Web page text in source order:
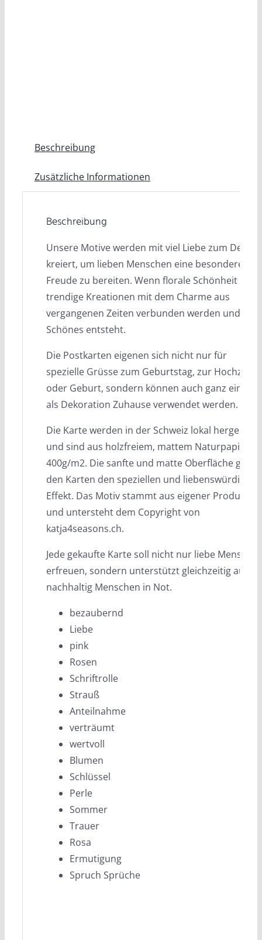
Beschreibung
Zusätzliche Informationen
Beschreibung
Unsere Motive werden mit viel Liebe zum Detail
kreiert, um lieben Menschen eine besondere
Freude zu bereiten. Wenn florale Schönheit oder
trendige Kreationen mit dem Charme aus
vergangenen Zeiten verbunden werden und
Schönes entsteht.
Die Postkarten eigenen sich nicht nur für
spezielle Grüsse zum Geburtstag, zur Hochzeit
oder Geburt, sondern können auch ganz einfach
als Dekoration Zuhause verwendet werden.
Die Karte werden in der Schweiz lokal hergestellt
und sind aus holzfreiem, mattem Naturpapier
400g/m2. Die sanfte und matte Oberfläche gibt
den Karten den speziellen und liebenswürdigen
Effekt. Das Motiv stammt aus eigener Produktion
und untersteht dem Copyright von
katja4seasons.ch.
Jede gekaufte Karte soll nicht nur liebe
erfreuen, sondern unterstützt gleichzeitig auch
nachhaltig Menschen in Not.
bezaubernd
Liebe
pink
Rosen
Schriftrolle
Strauß
Anteilnahme
verträumt
wertvoll
Blumen
Schlüssel
Perle
Sommer
Trauer
Rosa
Ermutigung
Spruch Sprüche